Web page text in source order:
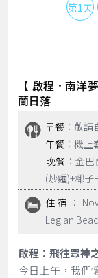
第1天
【 啟程．南洋
蘭日落
早餐 ：敬請
午餐 ：機上
晚餐 ：金
(炒麵)+椰子
住宿 ：
Legian
啟程：飛往眾神
今日上午，我們